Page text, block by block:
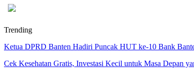
Trending
Ketua DPRD Banten Hadiri Puncak HUT ke-10 Bank
Cek Kesehatan Gratis, Investasi Kecil untuk Masa Depan